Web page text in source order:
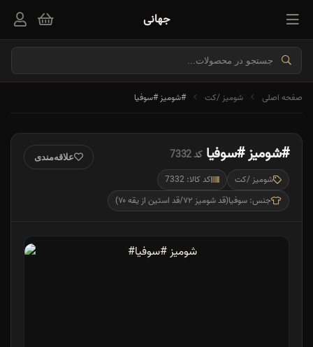
جهانی
صفحه اصلی شومیز /کت #شومیز #سوفیا
#شومیز #سوفیا کد 7332
شومیز /کت
کد کالا: 7332
جنس: سوفیا(قد شومیز ۷۲/قد استین از یقه ۷۰)
علاقه‌مندی